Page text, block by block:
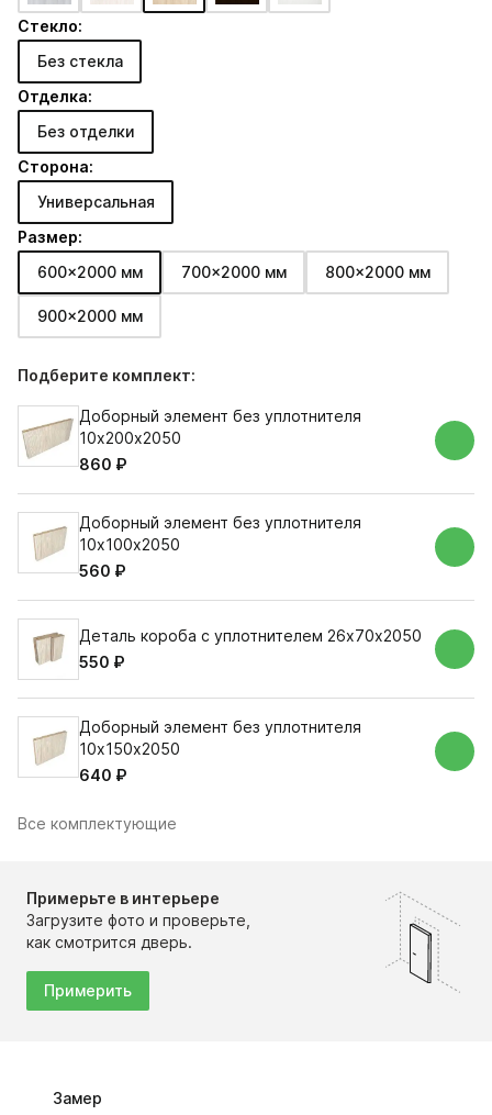
Стекло:
Без стекла
Отделка:
Без отделки
Сторона:
Универсальная
Размер:
600x2000 мм
700x2000 мм 800x2000 мм
900x2000 мм
Подберите комплект:
Доборный элемент без уплотнителя
10х200х2050
860 ₽
Доборный элемент без уплотнителя
10х100х2050
560 ₽
Деталь короба с уплотнителем 26х70х2050
550 ₽
Доборный элемент без уплотнителя
10х150х2050
640 ₽
Все комплектующие
Примерьте в интерьере
Загрузите фото и проверьте,
как смотрится дверь.
Примерить
Замер